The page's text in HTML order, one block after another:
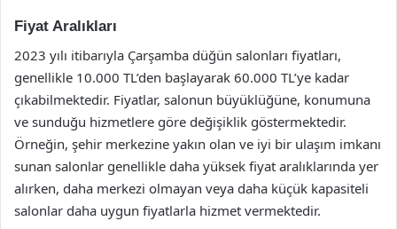
Fiyat Aralıkları
2023 yılı itibarıyla Çarşamba düğün salonları fiyatları,
genellikle 10.000 TL’den başlayarak 60.000 TL’ye kadar
çıkabilmektedir. Fiyatlar, salonun büyüklüğüne, konumuna
ve sunduğu hizmetlere göre değişiklik göstermektedir.
Örneğin, şehir merkezine yakın olan ve iyi bir ulaşım imkanı
sunan salonlar genellikle daha yüksek fiyat aralıklarında yer
alırken, daha merkezi olmayan veya daha küçük kapasiteli
salonlar daha uygun fiyatlarla hizmet vermektedir.